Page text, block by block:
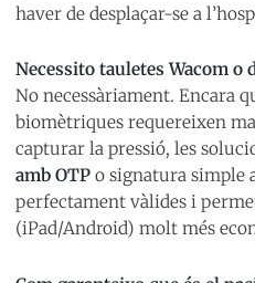
haver de desplaçar-se a
Necessito tauletes Wacom o
No necessàriament. Encara
biomètriques requereixen
capturar la pressió, les
amb OTP o signatura simple
perfectament vàlides i
(iPad/Android) molt més